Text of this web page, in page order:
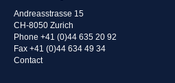
Andreasstrasse 15
CH-8050 Zurich
Phone +41 (0)44 635 20 92
Fax +41 (0)44 634 49 34
Contact